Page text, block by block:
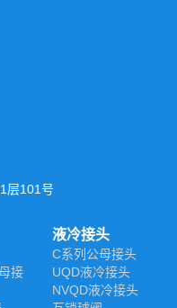
层101号
接
液冷接头
C系列公母接头
UQD液冷接头
NVQD液冷接头